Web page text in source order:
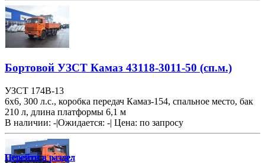
Перейти в раздел
Перейти в раздел
Бортовой УЗСТ Камаз 43118-3011-50 (сп.м.)
УЗСТ 174В-13
6х6, 300 л.с., коробка передач Камаз-154, спальное место, бак
210 л, длина платформы 6,1 м
В наличии: -|Ожидается: -| Цена: по запросу
Перейти в раздел
Перейти в раздел
Перейти в раздел
Перейти в раздел
Перейти в раздел
Перейти в раздел
Перейти в раздел
Перейти в раздел
Перейти в раздел